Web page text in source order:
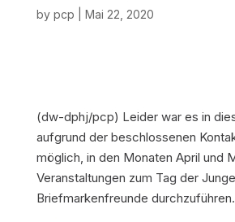
by pcp Mai 22, 2020
(dw-dphj/pcp) Leider war es in
aufgrund der beschlossenen
möglich, in den Monaten April und
Veranstaltungen zum Tag der
Briefmarkenfreunde durchzuführen.